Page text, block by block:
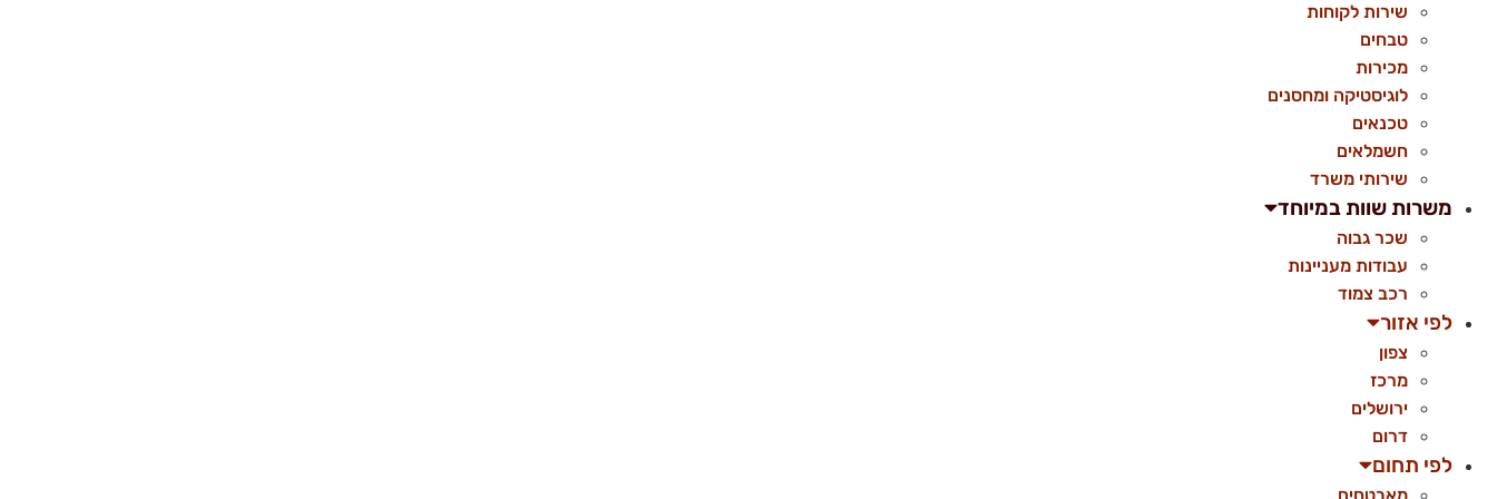
שירות לקוחות
טבחים
מכירות
לוגיסטיקה ומחסנים
טכנאים
חשמלאים
שירותי משרד
משרות שוות במיוחד
שכר גבוה
עבודות מעניינות
רכב צמוד
לפי אזור
צפון
מרכז
ירושלים
דרום
לפי תחום